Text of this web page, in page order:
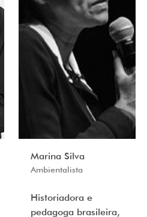
Marina Silva
Ambientalista
Historiadora e
pedagoga brasileira,